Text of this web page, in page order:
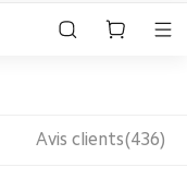
Avis clients(436)